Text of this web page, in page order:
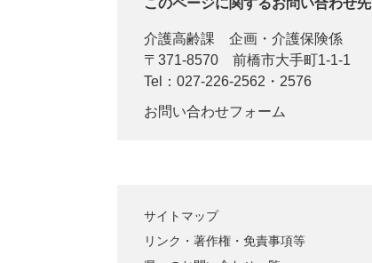
このページに関するお問い合わせ先
介護高齢課
企画・介護保険係
〒371-8570
前橋市大手町1-1-1
Tel：027-226-2562・2576
お問い合わせフォーム
サイトマップ
リンク・著作権・免責事項等